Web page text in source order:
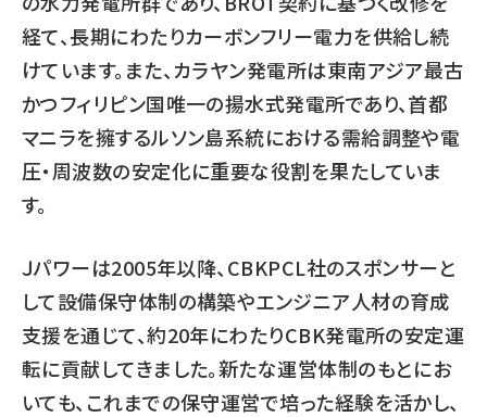
経て、長期にわたりカーボンフリー電力を供給し続
けています。また、カラヤン発電所は東南アジア最古
かつフィリピン国唯一の揚水式発電所であり、首都
マニラを擁するルソン島系統における需給調整や電
圧・周波数の安定化に重要な役割を果たしていま
す。
Ｊパワーは2005年以降、CBKPCL社のスポンサーと
して設備保守体制の構築やエンジニア人材の育成
支援を通じて、約20年にわたりCBK発電所の安定運
転に貢献してきました。新たな運営体制のもとにお
いても、これまでの保守運営で培った経験を活かし、